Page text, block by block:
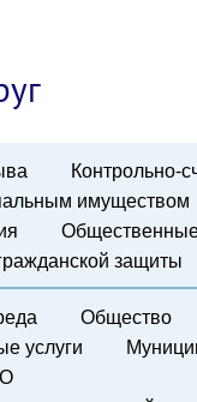
Контрольно-
имуществом
защиты
Общество
услуги